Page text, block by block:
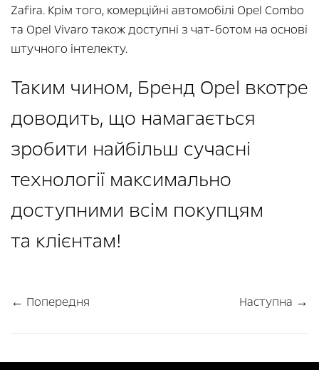
Zafira. Крім того, комерційні автомобілі Opel Combo
та Opel Vivaro також доступні з чат-ботом на основі
штучного інтелекту.
Таким чином, Бренд Opel вкотре
доводить, що намагається
зробити найбільш сучасні
технології максимально
доступними всім покупцям
та клієнтам!
← Попередня Наступна →